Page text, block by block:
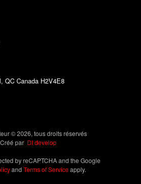
QC Canada H2V4E8
© 2026, tous droits réservés
Créé par DI develop
by reCAPTCHA and the Google
and Terms of Serviceapply.